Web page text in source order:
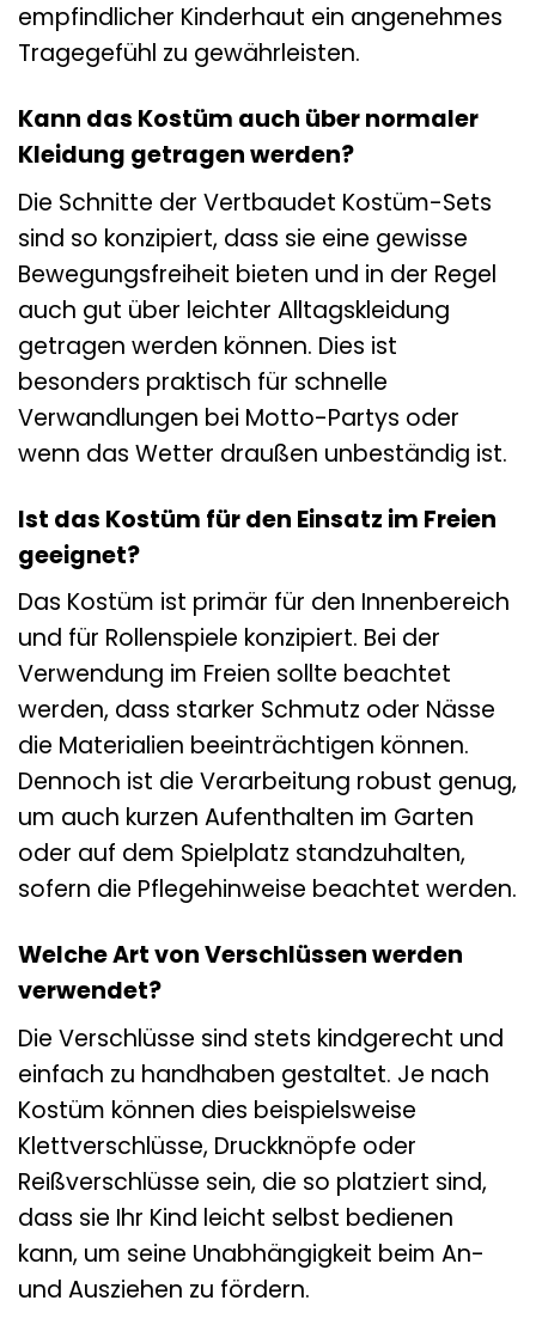
empfindlicher Kinderhaut ein angenehmes
Tragegefühl zu gewährleisten.
Kann das Kostüm auch über normaler
Kleidung getragen werden?
Die Schnitte der Vertbaudet Kostüm-Sets
sind so konzipiert, dass sie eine gewisse
Bewegungsfreiheit bieten und in der Regel
auch gut über leichter Alltagskleidung
getragen werden können. Dies ist
besonders praktisch für schnelle
Verwandlungen bei Motto-Partys oder
wenn das Wetter draußen unbeständig ist.
Ist das Kostüm für den Einsatz im Freien
geeignet?
Das Kostüm ist primär für den Innenbereich
und für Rollenspiele konzipiert. Bei der
Verwendung im Freien sollte beachtet
werden, dass starker Schmutz oder Nässe
die Materialien beeinträchtigen können.
Dennoch ist die Verarbeitung robust genug,
um auch kurzen Aufenthalten im Garten
oder auf dem Spielplatz standzuhalten,
sofern die Pflegehinweise beachtet werden.
Welche Art von Verschlüssen werden
verwendet?
Die Verschlüsse sind stets kindgerecht und
einfach zu handhaben gestaltet. Je nach
Kostüm können dies beispielsweise
Klettverschlüsse, Druckknöpfe oder
Reißverschlüsse sein, die so platziert sind,
dass sie Ihr Kind leicht selbst bedienen
kann, um seine Unabhängigkeit beim An-
und Ausziehen zu fördern.